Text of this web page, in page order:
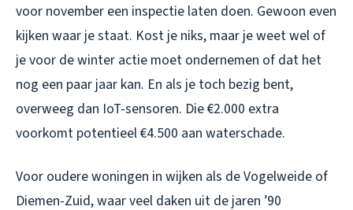
voor november een inspectie laten doen. Gewoon even
kijken waar je staat. Kost je niks, maar je weet wel of
je voor de winter actie moet ondernemen of dat het
nog een paar jaar kan. En als je toch bezig bent,
overweeg dan IoT-sensoren. Die €2.000 extra
voorkomt potentieel €4.500 aan waterschade.
Voor oudere woningen in wijken als de Vogelweide of
Diemen-Zuid, waar veel daken uit de jaren ’90